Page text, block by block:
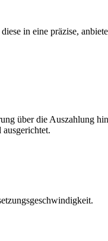
in eine präzise,
über die Auszahlung